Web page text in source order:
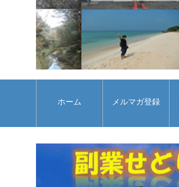
ホーム メルマガ登録